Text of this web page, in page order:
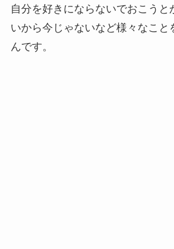
自分を好きにならないでおこうと
いから今じゃないなど様々なこと
んです。